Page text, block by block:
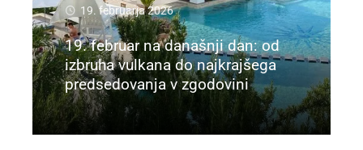
19. februarja 2026
19. februar na današnji dan: od
izbruha vulkana do najkrajšega
predsedovanja v zgodovini
Preberi več